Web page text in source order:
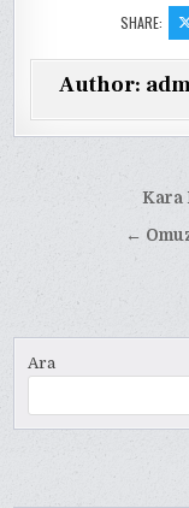
SHARE:
Author:
gezinmesi
Kara
←
Ara